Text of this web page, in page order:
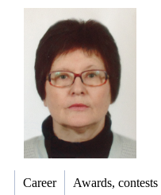
Career Awards, contests